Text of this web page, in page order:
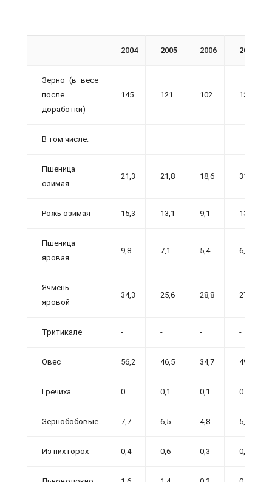
2004 2005 2006 2007
Зерно (в весе
после
доработки)
145 121 102 134
В том числе:
Пшеница
озимая
21,3 21,8 18,6 31,8
Рожь озимая 15,3 13,1 9,1 13,5
Пшеница
яровая
9,8 7,1 5,4 6,1
Ячмень
яровой
34,3 25,6 28,8 27,3
Тритикале - - - -
Овес 56,2 46,5 34,7 49,7
Гречиха 0 0,1 0,1 0
Зернобобовые 7,7 6,5 4,8 5,2
Из них горох 0,4 0,6 0,3 0,9